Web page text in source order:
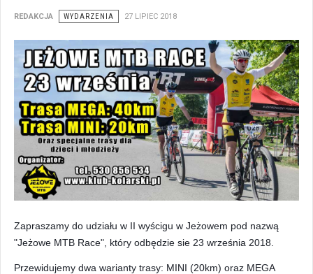
REDAKCJA WYDARZENIA 27 LIPIEC 2018
Zapraszamy do udziału w II wyścigu w Jeżowem pod nazwą
"Jeżowe MTB Race", który odbędzie sie 23 września 2018.
Przewidujemy dwa warianty trasy: MINI (20km) oraz MEGA